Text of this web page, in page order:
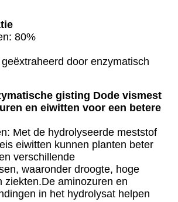
80%
door enzymatisch
gisting Dode vismest
en eiwitten voor een betere
Met de hydrolyseerde meststof
eiwitten kunnen planten beter
verschillende
waaronder droogte, hoge
ziekten.De aminozuren en
in het hydrolysat helpen